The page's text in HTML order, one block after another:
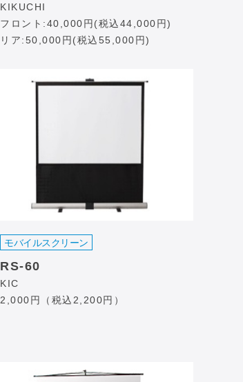
KIKUCHI
フロント:40,000円(税込44,000円)
リア:50,000円(税込55,000円)
モバイルスクリーン
RS-60
KIC
2,000円（税込2,200円）